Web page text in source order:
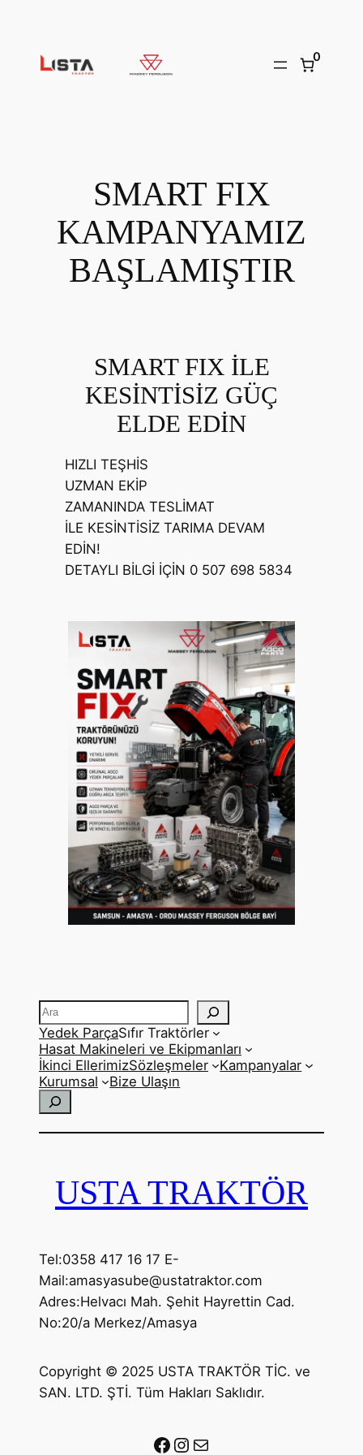
0
SMART FIX
KAMPANYAMIZ
BAŞLAMIŞTIR
SMART FIX İLE
KESİNTİSİZ GÜÇ
ELDE EDİN
HIZLI TEŞHİS
UZMAN EKİP
ZAMANINDA TESLİMAT
İLE KESİNTİSİZ TARIMA DEVAM
EDİN!
DETAYLI BİLGİ İÇİN 0 507 698 5834
Ara
Yedek ParçaSıfır Traktörler
Hasat Makineleri ve Ekipmanları
İkinci EllerimizSözleşmeler
Kampanyalar
Kurumsal
Bize Ulaşın
Ara
USTA TRAKTÖR
Tel:0358 417 16 17 E-
Mail:amasyasube@ustatraktor.com
Adres:Helvacı Mah. Şehit Hayrettin Cad.
No:20/a Merkez/Amasya
Copyright © 2025 USTA TRAKTÖR TİC. ve
SAN. LTD. ŞTİ. Tüm Hakları Saklıdır.
Facebook
Instagram
E-posta